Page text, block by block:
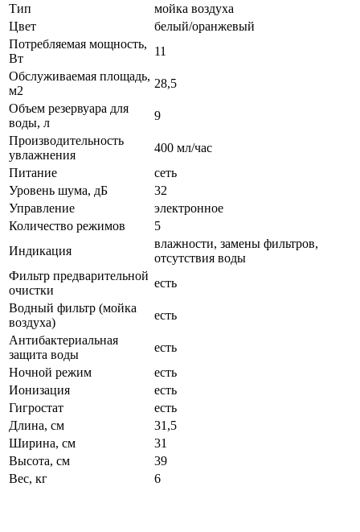
Тип
мойка воздуха
Цвет
белый/оранжевый
Потребляемая мощность,
Вт
11
Обслуживаемая площадь,
м2
28,5
Объем резервуара для
воды, л
9
Производительность
увлажнения
400 мл/час
Питание
сеть
Уровень шума, дБ
32
Управление
электронное
Количество режимов
5
Индикация
влажности, замены фильтров,
отсутствия воды
Фильтр предварительной
очистки
есть
Водный фильтр (мойка
воздуха)
есть
Антибактериальная
защита воды
есть
Ночной режим
есть
Ионизация
есть
Гигростат
есть
Длина, см
31,5
Ширина, см
31
Высота, см
39
Вес, кг
6